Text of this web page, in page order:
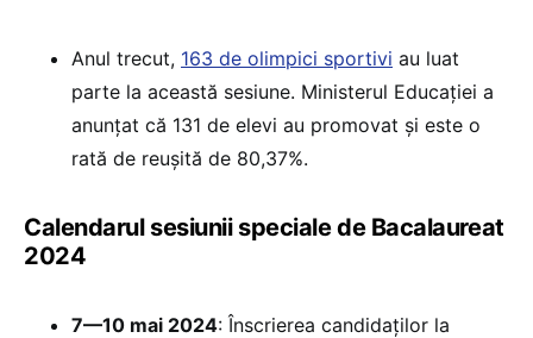
Anul trecut, 163 de olimpici sportivi au luat
parte la această sesiune. Ministerul Educației a
anunțat că 131 de elevi au promovat și este o
rată de reușită de 80,37%.
Calendarul sesiunii speciale de Bacalaureat
2024
7—10 mai 2024: Înscrierea candidaților la